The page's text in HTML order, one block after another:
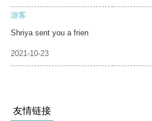
游客
Shriya sent you a frien
2021-10-23
友情链接